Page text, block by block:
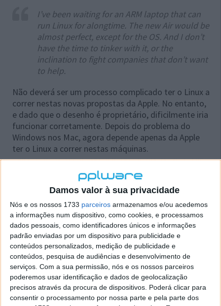
Damos valor à sua privacidade
Nós e os nossos 1733 parceiros armazenamos e/ou acedemos
a informações num dispositivo, como cookies, e processamos
dados pessoais, como identificadores únicos e informações
padrão enviadas por um dispositivo para publicidade e
conteúdos personalizados, medição de publicidade e
conteúdos, pesquisa de audiências e desenvolvimento de
serviços. Com a sua permissão, nós e os nossos parceiros
poderemos usar identificação e dados de geolocalização
precisos através da procura de dispositivos. Poderá clicar para
consentir o processamento por nossa parte e pela parte dos
I’ve been waiting for an ARM laptop that can
run Linux for alongtime. The new Air would be
almost perfect, except for the OS. And I don’t
have the time to tinker with it, or the
inclination to fight companies that don’t want
to help.
Não deverá ser um processo complicado ter o Linux a
correr nestas novas propostas da Apple. No entanto,
e dado que o desenho é proprietário, dificilmente iria
funcionar corretamente. Depois do problema do
Windows nos Mac, agora depende apenas da Apple
ter o Linux a correr nestas máquinas.